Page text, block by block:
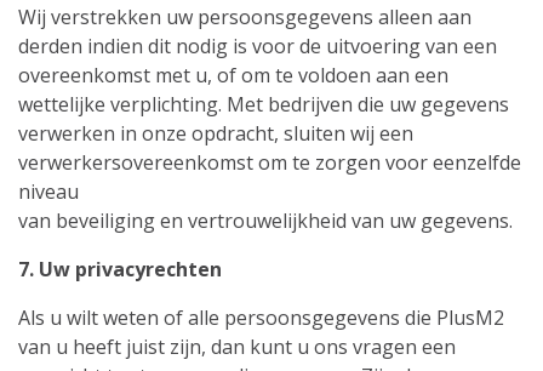
Wij verstrekken uw persoonsgegevens alleen aan
derden indien dit nodig is voor de uitvoering van een
overeenkomst met u, of om te voldoen aan een
wettelijke verplichting. Met bedrijven die uw gegevens
verwerken in onze opdracht, sluiten wij een
verwerkersovereenkomst om te zorgen voor eenzelfde
niveau
van beveiliging en vertrouwelijkheid van uw gegevens.
7. Uw privacyrechten
Als u wilt weten of alle persoonsgegevens die PlusM2
van u heeft juist zijn, dan kunt u ons vragen een